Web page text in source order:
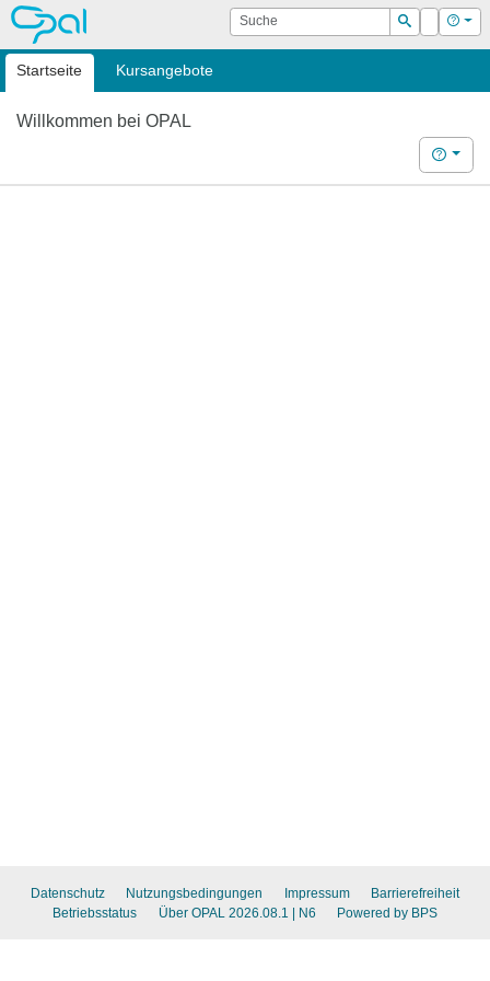
OPAL Suche
Suchen
Login Hilfe
Startseite Kursangebote
Willkommen bei OPAL
Hilfe
Datenschutz Nutzungsbedingungen Impressum
Barrierefreiheit
Betriebsstatus
Über OPAL 2026.08.1 | N6 Powered by BPS